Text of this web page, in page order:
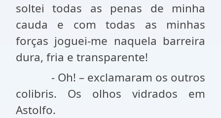
soltei todas as penas de minha
cauda e com todas as minhas
forças joguei-me naquela barreira
dura, fria e transparente!
- Oh! – exclamaram os outros
colibris. Os olhos vidrados em
Astolfo.